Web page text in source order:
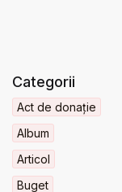
Categorii
Act de donație
Album
Articol
Buget